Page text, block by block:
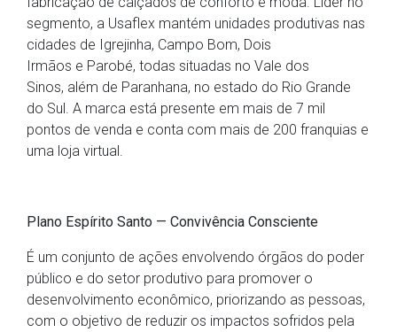
segmento, a Usaflex mantém unidades produtivas nas
cidades de Igrejinha, Campo Bom, Dois
Irmãos e Parobé, todas situadas no Vale dos
Sinos, além de Paranhana, no estado do Rio Grande
do Sul. A marca está presente em mais de 7 mil
pontos de venda e conta com mais de 200 franquias e
uma loja virtual.
Plano Espírito Santo — Convivência Consciente
É um conjunto de ações envolvendo órgãos do poder
público e do setor produtivo para promover o
desenvolvimento econômico, priorizando as pessoas,
com o objetivo de reduzir os impactos sofridos pela